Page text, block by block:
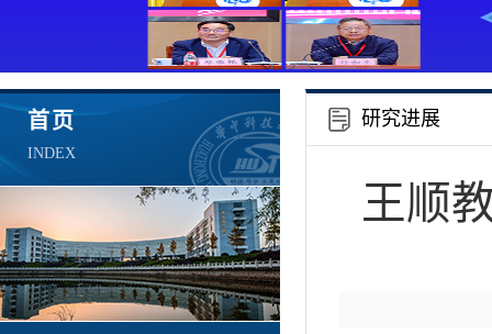
首页
INDEX
研究进展
王顺